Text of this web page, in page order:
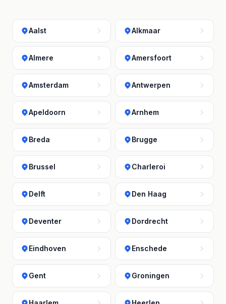
Aalst Alkmaar
Almere Amersfoort
Amsterdam Antwerpen
Apeldoorn Arnhem
Breda Brugge
Brussel Charleroi
Delft Den Haag
Deventer Dordrecht
Eindhoven Enschede
Gent Groningen